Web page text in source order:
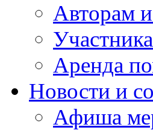
Авторам
Аренда
Новости и
Афиша